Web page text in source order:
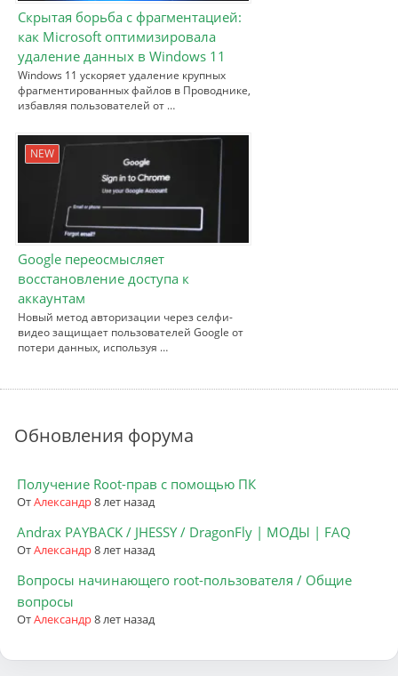
Скрытая борьба с фрагментацией:
как Microsoft оптимизировала
удаление данных в Windows 11
Windows 11 ускоряет удаление крупных
фрагментированных файлов в Проводнике,
избавляя пользователей от …
NEW
Google переосмысляет
восстановление доступа к
аккаунтам
Новый метод авторизации через селфи-
видео защищает пользователей Google от
потери данных, используя …
Обновления форума
Получение Root-прав с помощью ПК
ОтАлександр8 лет назад
Andrax PAYBACK / JHESSY / DragonFly | МОДЫ | FAQ
ОтАлександр8 лет назад
Вопросы начинающего root-пользователя / Общие
вопросы
ОтАлександр8 лет назад